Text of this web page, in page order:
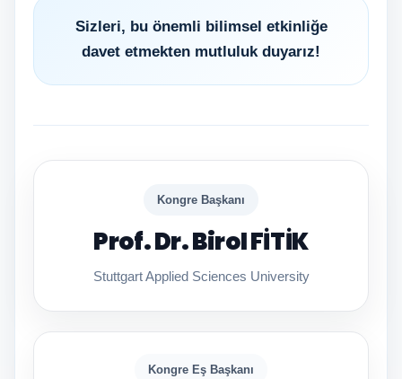
Sizleri, bu önemli bilimsel etkinliğe
davet etmekten mutluluk duyarız!
Kongre Başkanı
Prof. Dr. Birol FİTİK
Stuttgart Applied Sciences University
Kongre Eş Başkanı